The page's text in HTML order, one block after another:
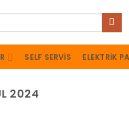
SELF SERVIS ELEKTRIK
2024